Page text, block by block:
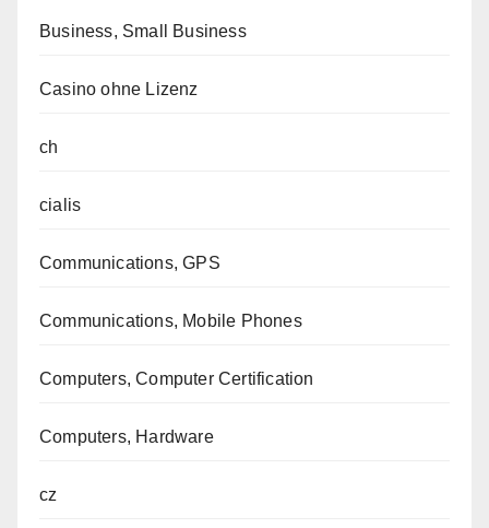
Business, Small Business
Casino ohne Lizenz
ch
cialis
Communications, GPS
Communications, Mobile Phones
Computers, Computer Certification
Computers, Hardware
cz